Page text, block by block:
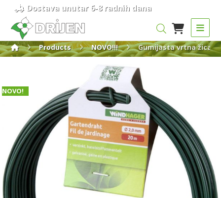
Dostava unutar 6-8 radnih dana
Products NOVO!!! Gumijasta vrtna žica
NOVO!